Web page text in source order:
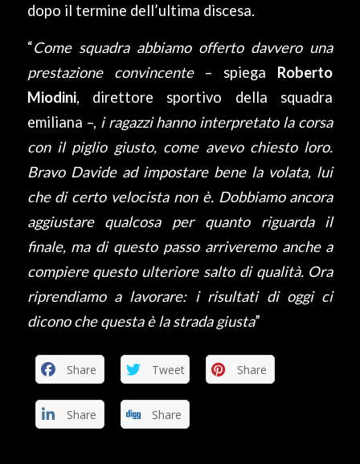
dopo il termine dell’ultima discesa.
“Come squadra abbiamo offerto davvero una
prestazione convincente– spiega Roberto
Miodini, direttore sportivo della squadra
emiliana –, i ragazzi hanno interpretato la corsa
con il piglio giusto, come avevo chiesto loro.
Bravo Davide ad impostare bene la volata, lui
che di certo velocista non è. Dobbiamo ancora
aggiustare qualcosa per quanto riguarda il
finale, ma di questo passo arriveremo anche a
compiere questo ulteriore salto di qualità. Ora
riprendiamo a lavorare: i risultati di oggi ci
dicono che questa è la strada giusta”
Share Tweet Share
Share Share